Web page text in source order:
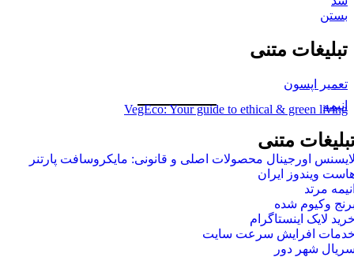
بستن
تبلیغات متنی
تعمیر اپسون
VegEco: Your guide to ethical & green living
انیمه
متنی
اورجینال محصولات اصلی و قانونی: مایکروسافت پارتنر
ویندوز ایران
مرتد
وکیوم شده
لایک اینستاگرام
افرایش سرعت سایت
شهر دور